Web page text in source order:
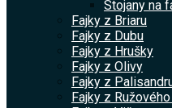
Stojany na
Fajky z Briaru
Fajky z Dubu
Fajky z Hrušky
Fajky z Olivy
Fajky z
Fajky z